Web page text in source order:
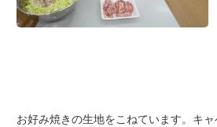
お好み焼きの生地をこねています。キ